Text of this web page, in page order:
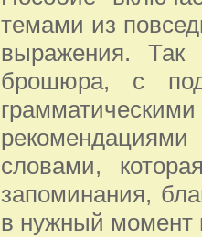
темами из
выражения. Так
брошюра, с
словами,
запоминания,
в нужный момент